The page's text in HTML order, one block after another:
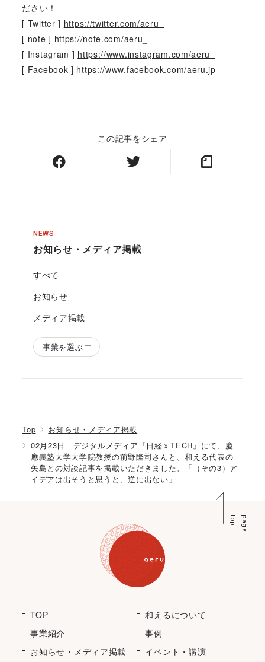
ださい！
[ Twitter ] https://twitter.com/aeru_
[ note ] https://note.com/aeru_
[ Instagram ] https://www.instagram.com/aeru_
[ Facebook ] https://www.facebook.com/aeru.jp
この記事をシェア
NEWS
お知らせ・メディア掲載
すべて
お知らせ
メディア掲載
事業を選ぶ
Top
お知らせ・メディア掲載
02月23日 デジタルメディア『日経ｘTECH』にて、慶
應義塾大学大学院教授の前野隆司さんと、和える代表の
矢島との対談記事を掲載いただきました。「（その3）ア
イデアは出そうと思うと、逆に出ない」
p
a
g
e
t
o
p
TOP
和えるについて
事業紹介
事例
お知らせ・メディア掲載
イベント・講演